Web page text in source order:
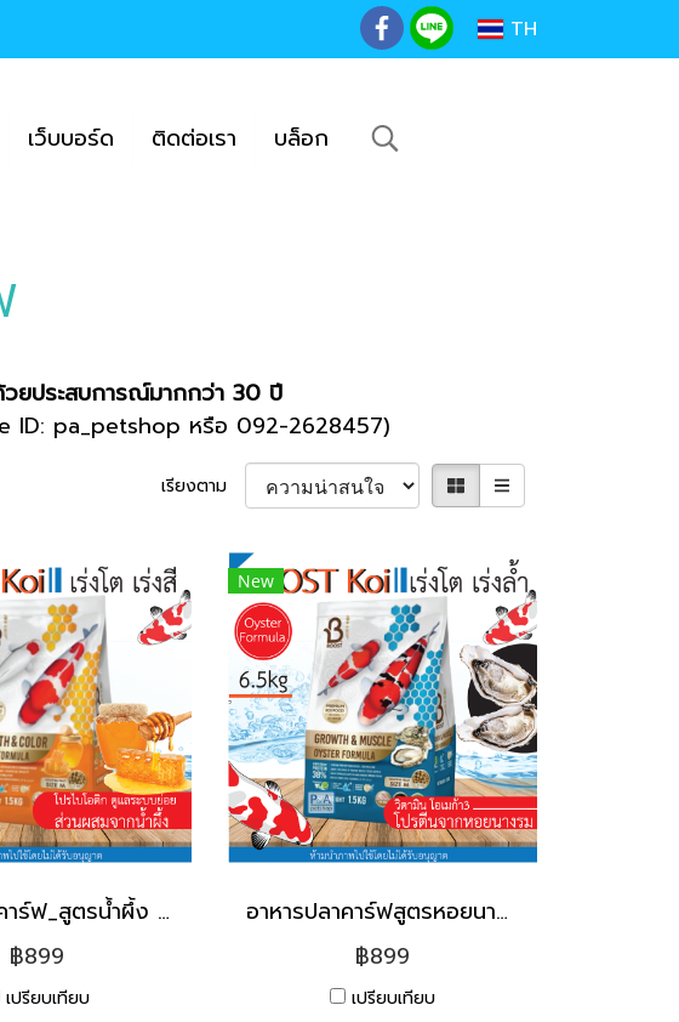
TH
เว็บบอร์ด ติดต่อเรา บล็อก
ยประสบการณ์มากกว่า 30 ปี
ID: pa_petshop หรือ 092-2628457)
เรียงตาม
อาหารปลาคาร์ฟ_สูตรน้ำผึ้ง Boost Koi เร่งโต+เร่งสี ขนาด 6.5 กก.
฿899
เปรียบเทียบ
New
อาหารปลาคาร์ฟสูตรหอยนางรม (Growth & Muscle Formula ) ขนาด 6.5 kg.
฿899
เปรียบเทียบ